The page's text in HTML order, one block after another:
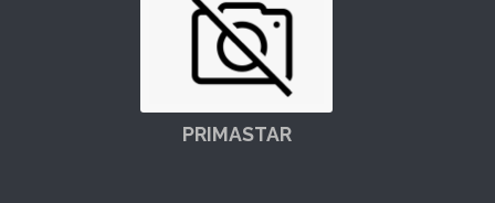
PRIMASTAR